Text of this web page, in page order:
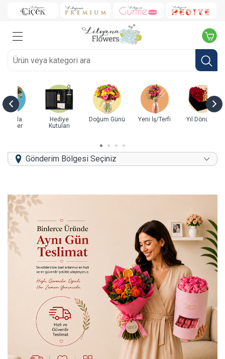
Doğum Günü Yeni İş/Terfi Yıl Dönümü Kutuda Güller
Gönderim Bölgesi Seçiniz